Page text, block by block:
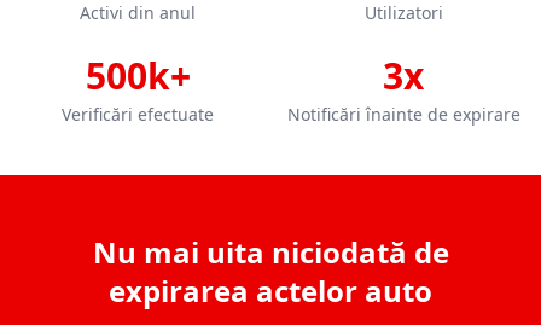
Activi din anul Utilizatori
500k+
Verificări efectuate
3x
Notificări înainte de expirare
Nu mai uita niciodată de
expirarea actelor auto